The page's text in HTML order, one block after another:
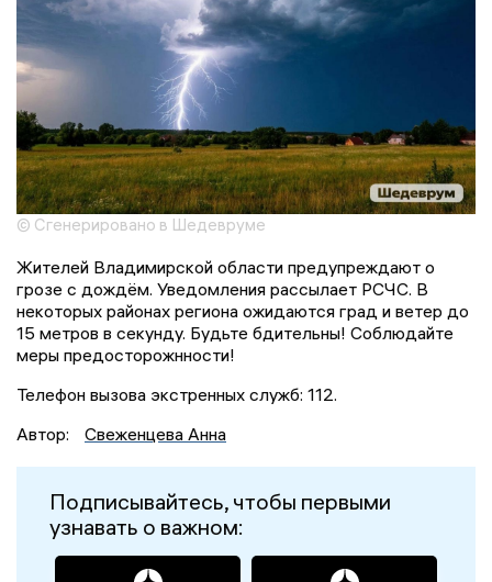
© Сгенерировано в Шедевруме
Жителей Владимирской области предупреждают о
грозе с дождём. Уведомления рассылает РСЧС. В
некоторых районах региона ожидаются град и ветер до
15 метров в секунду. Будьте бдительны! Соблюдайте
меры предосторожнности!
Телефон вызова экстренных служб: 112.
Автор:
Свеженцева Анна
Подписывайтесь, чтобы первыми
узнавать о важном: